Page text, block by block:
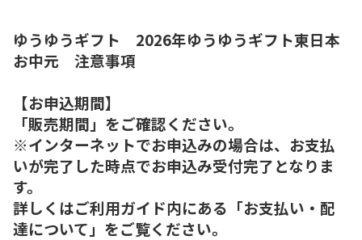
ゆうゆうギフト 2026年ゆうゆうギフト東日本
お中元 注意事項
【お申込期間】
「販売期間」をご確認ください。
※インターネットでお申込みの場合は、お支払
いが完了した時点でお申込み受付完了となりま
す。
詳しくはご利用ガイド内にある「お支払い・配
達について」をご覧ください。